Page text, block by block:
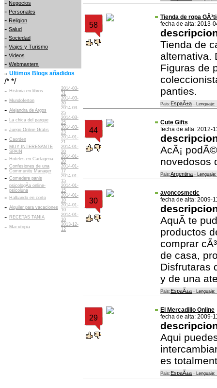
- Negocios
- Personales
- Religion
- Salud
- Sociedad
- Viajes y Turismo
- Videos
- Webmasters
Ultimos Blogs añadidos
/* */
- Historia en libros
2014-03-
31
- Mundoferton
2014-03-
30
- Alejandra de Argos
2014-03-
25
- La chica del parque
2014-03-
25
- Juego Online Gratis
2014-03-
23
- Caorden
2014-01-
21
- MUY INTERESANTE
SPAIN
2014-01-
20
- Hoteles en Cartagena
2014-01-
20
- Confesiones de una
Community Manager
2014-01-
17
- Comedere panis
2014-01-
15
- psicologÃ­a online-
psicoluna
2014-01-
15
- Halbando en corto
2014-01-
10
- Alquiler para vacaciones
2014-01-
10
- RECETAS TANIA
2014-01-
10
- Macutopia
2013-12-
12
58
Tienda de ropa
fecha de alta: 2013-
Tienda de
alternativa.
Figuras de
panties.
Pais: EspaÃ±a - Lenguaje:
44
Cute Gifts
fecha de alta: 2012-
AcÃ¡
novedosos
Pais:Argentina - Lenguaje:
30
avoncosmetic
fecha de alta: 2009-
AquÃ­ te
productos
comprar
de casa,
Disfrutaras
y de una
Pais: EspaÃ±a - Lenguaje:
29
El Mercadillo Online
fecha de alta: 2009-
Aqui
es
Pais: EspaÃ±a - Lenguaje: